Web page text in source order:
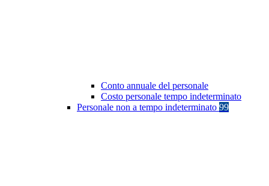
Conto annuale del personale
Costo personale tempo indeterminato
Personale non a tempo indeterminato 99